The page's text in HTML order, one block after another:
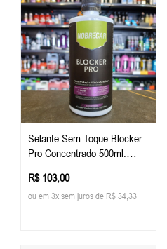
Selante Sem Toque Blocker
Pro Concentrado 500ml.
R$ 103,00
ou em 3x sem juros de R$ 34,33